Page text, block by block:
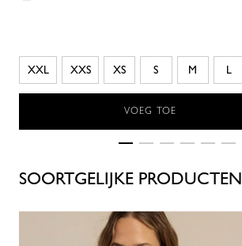
XXL XXS XS S M L
VOEG TOE
SOORTGELIJKE PRODUCTEN